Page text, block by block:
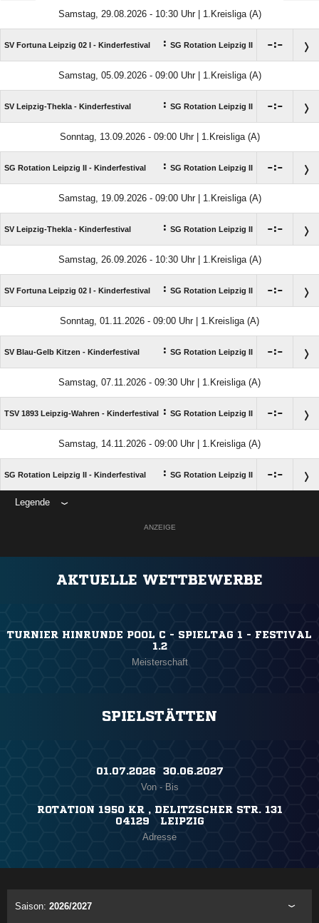
Samstag, 29.08.2026 - 10:30 Uhr | 1.Kreisliga (A)
SV Fortuna Leipzig 02 I - Kinderfestival : SG Rotation Leipzig II :
Samstag, 05.09.2026 - 09:00 Uhr | 1.Kreisliga (A)
SV Leipzig-Thekla - Kinderfestival : SG Rotation Leipzig II :
Sonntag, 13.09.2026 - 09:00 Uhr | 1.Kreisliga (A)
SG Rotation Leipzig II - Kinderfestival : SG Rotation Leipzig II :
Samstag, 19.09.2026 - 09:00 Uhr | 1.Kreisliga (A)
SV Leipzig-Thekla - Kinderfestival : SG Rotation Leipzig II :
Samstag, 26.09.2026 - 10:30 Uhr | 1.Kreisliga (A)
SV Fortuna Leipzig 02 I - Kinderfestival : SG Rotation Leipzig II :
Sonntag, 01.11.2026 - 09:00 Uhr | 1.Kreisliga (A)
SV Blau-Gelb Kitzen - Kinderfestival : SG Rotation Leipzig II :
Samstag, 07.11.2026 - 09:30 Uhr | 1.Kreisliga (A)
TSV 1893 Leipzig-Wahren - Kinderfestival : SG Rotation Leipzig II :
Samstag, 14.11.2026 - 09:00 Uhr | 1.Kreisliga (A)
SG Rotation Leipzig II - Kinderfestival : SG Rotation Leipzig II :
Legende
ANZEIGE
AKTUELLE WETTBEWERBE
TURNIER HINRUNDE POOL C - SPIELTAG 1 - FESTIVAL
1.2
Meisterschaft
SPIELSTÄTTEN
01.07.2026 ​ 30.06.2027
Von - Bis
ROTATION 1950 KR , DELITZSCHER STR. 131
04129 LEIPZIG
Adresse
Saison: 2026/2027